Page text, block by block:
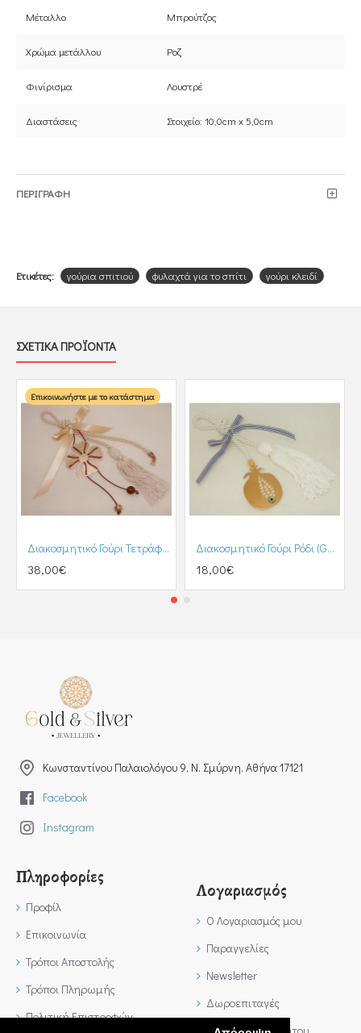
Μέταλλο Μπρούτζος
Χρώμα μετάλλου Ροζ
Φινίρισμα Λουστρέ
Διαστάσεις Στοιχείο: 10,0cm x 5,0cm
ΠΕΡΙΓΡΑΦΗ
Ετικέτες: γούρια σπιτιού φυλαχτά για το σπίτι γούρι κλειδί
ΣΧΕΤΙΚΑ ΠΡΟΪΟΝΤΑ
Επικοινωνήστε με το κατάστημα
Διακοσμητικό Γούρι Τετράφυλλο (GU00005)
38,00€
Διακοσμητικό Γούρι Ρόδι (GU00008)
18,00€
Kωνσταντίνου Παλαιολόγου 9, Ν. Σμύρνη, Αθήνα 17121
Facebook
Instagram
Πληροφορίες
Προφίλ
Επικοινωνία
Τρόποι Αποστολής
Τρόποι Πληρωμής
Πολιτική Επιστροφών
Λογαριασμός
Ο Λογαριασμός μου
Παραγγελίες
Newsletter
Δωροεπιταγές